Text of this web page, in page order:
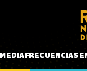
FRECUENCIAS